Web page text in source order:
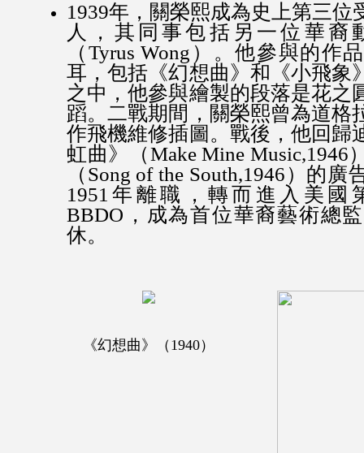
1939年，關榮熙成為史上第三位
人，其同事包括另一位華裔
（Tyrus Wong）。他參與的作
耳，包括《幻想曲》和《小飛象
之中，他參與繪製的段落是花之
蹈。二戰期間，關榮熙曾為道格
作飛機維修插圖。戰後，他回歸
虹曲》（Make Mine Music,1946
（Song of the South,1946）的
1951年離職，轉而進入美國
BBDO，成為首位華裔藝術總
休。
《幻想曲》（1940）